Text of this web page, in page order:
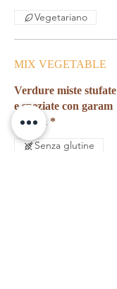
Vegetariano
MIX VEGETABLE
Verdure miste stufate
e speziate con garam
Senza glutine